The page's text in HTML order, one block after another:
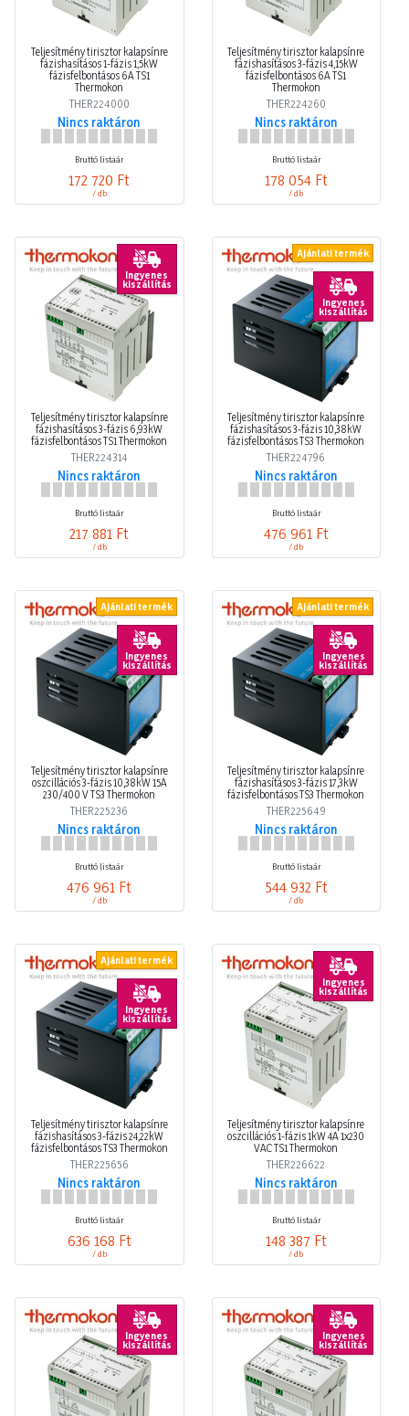
Teljesítmény tirisztor kalapsínre
fázishasításos 1-fázis 1,5kW
fázisfelbontásos 6A TS1
Thermokon
THER224000
Nincs raktáron
Bruttó listaár
172 720 Ft
/ db
Teljesítmény tirisztor kalapsínre
fázishasításos 3-fázis 4,15kW
fázisfelbontásos 6A TS1
Thermokon
THER224260
Nincs raktáron
Bruttó listaár
178 054 Ft
/ db
Ingyenes
kiszállítás
Teljesítmény tirisztor kalapsínre
fázishasításos 3-fázis 6,93kW
fázisfelbontásos TS1 Thermokon
THER224314
Nincs raktáron
Bruttó listaár
217 881 Ft
/ db
Ajánlati termék
Ingyenes
kiszállítás
Teljesítmény tirisztor kalapsínre
fázishasításos 3-fázis 10,38kW
fázisfelbontásos TS3 Thermokon
THER224796
Nincs raktáron
Bruttó listaár
476 961 Ft
/ db
Ajánlati termék
Ingyenes
kiszállítás
Teljesítmény tirisztor kalapsínre
oszcillációs 3-fázis 10,38kW 15A
230/400 V TS3 Thermokon
THER225236
Nincs raktáron
Bruttó listaár
476 961 Ft
/ db
Ajánlati termék
Ingyenes
kiszállítás
Teljesítmény tirisztor kalapsínre
fázishasításos 3-fázis 17,3kW
fázisfelbontásos TS3 Thermokon
THER225649
Nincs raktáron
Bruttó listaár
544 932 Ft
/ db
Ajánlati termék
Ingyenes
kiszállítás
Teljesítmény tirisztor kalapsínre
fázishasításos 3-fázis 24,22kW
fázisfelbontásos TS3 Thermokon
THER225656
Nincs raktáron
Bruttó listaár
636 168 Ft
/ db
Ingyenes
kiszállítás
Teljesítmény tirisztor kalapsínre
oszcillációs 1-fázis 1kW 4A 1x230
VAC TS1 Thermokon
THER226622
Nincs raktáron
Bruttó listaár
148 387 Ft
/ db
Ingyenes
kiszállítás
Ingyenes
kiszállítás